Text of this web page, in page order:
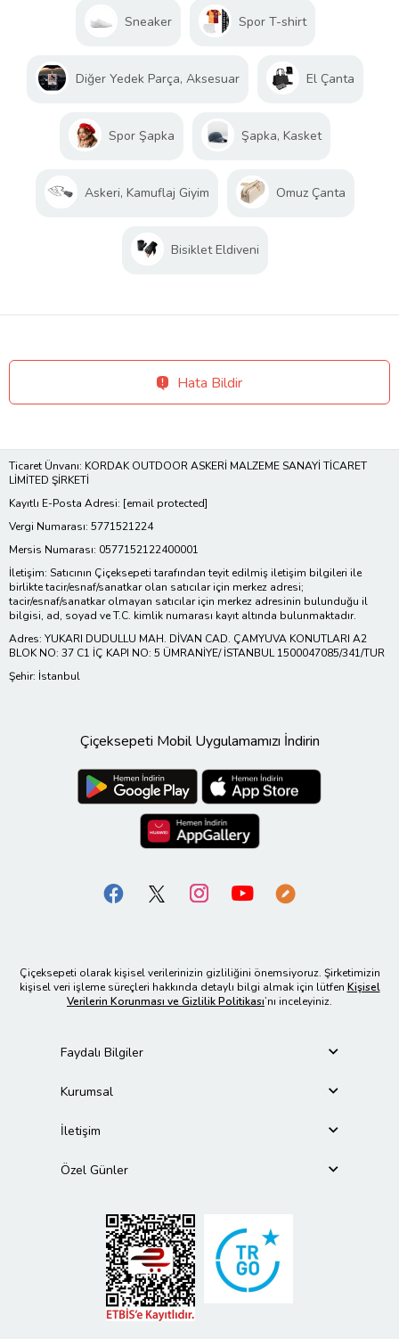
Sneaker Spor T-shirt
Diğer Yedek Parça, Aksesuar El Çanta
Spor Şapka Şapka, Kasket
Askeri, Kamuflaj Giyim Omuz Çanta
Bisiklet Eldiveni
Hata Bildir
Ticaret Ünvanı: KORDAK OUTDOOR ASKERİ MALZEME SANAYİ TİCARET
LİMİTED ŞİRKETİ
Kayıtlı E-Posta Adresi: [email protected]
Vergi Numarası: 5771521224
Mersis Numarası: 0577152122400001
İletişim: Satıcının Çiçeksepeti tarafından teyit edilmiş iletişim bilgileri ile
birlikte tacir/esnaf/sanatkar olan satıcılar için merkez adresi;
tacir/esnaf/sanatkar olmayan satıcılar için merkez adresinin bulunduğu il
bilgisi, ad, soyad ve T.C. kimlik numarası kayıt altında bulunmaktadır.
Adres: YUKARI DUDULLU MAH. DİVAN CAD. ÇAMYUVA KONUTLARI A2
BLOK NO: 37 C1 İÇ KAPI NO: 5 ÜMRANİYE/ İSTANBUL 1500047085/341/TUR
Şehir: İstanbul
Çiçeksepeti Mobil Uygulamamızı İndirin
Çiçeksepeti olarak kişisel verilerinizin gizliliğini önemsiyoruz. Şirketimizin
kişisel veri işleme süreçleri hakkında detaylı bilgi almak için lütfen Kişisel
Verilerin Korunması ve Gizlilik Politikası’nı inceleyiniz.
Faydalı Bilgiler
Kurumsal
İletişim
Özel Günler